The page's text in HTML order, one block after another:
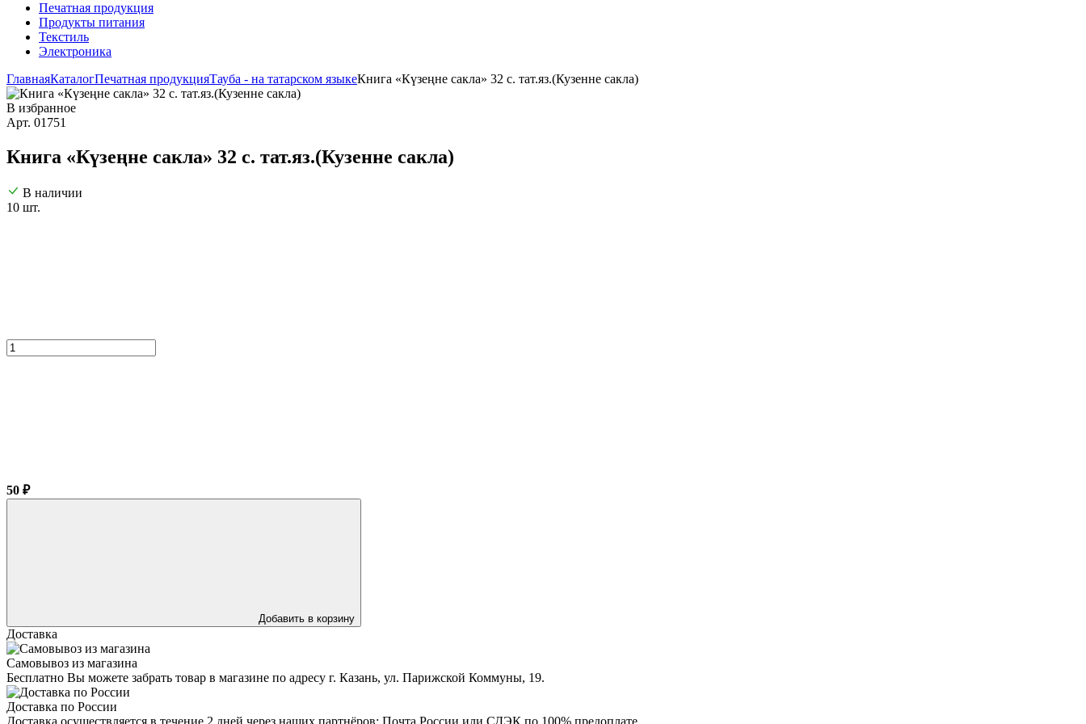
Печатная продукция
Продукты питания
Текстиль
Электроника
ГлавнаяКаталогПечатная продукцияТауба - на татарском языкеКнига «Күзеңне сакла» 32 с. тат.яз.(Кузенне сакла)
В избранное
Арт. 01751
Книга «Күзеңне сакла» 32 с. тат.яз.(Кузенне сакла)
В наличии
10 шт.
50 ₽
Добавить в корзину
Доставка
Самовывоз из магазина
Бесплатно Вы можете забрать товар в магазине по адресу г. Казань, ул. Парижской Коммуны, 19.
Доставка по России
Доставка осуществляется в течение 2 дней через наших партнёров: Почта России или СДЭК по 100% предоплате.